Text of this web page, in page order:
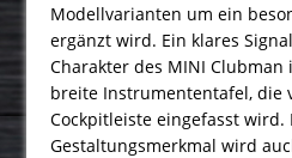
Modellvarianten um ein
ergänzt wird. Ein klares
Charakter des MINI
breite Instrumententafel, die
Cockpitleiste eingefasst wird.
Gestaltungsmerkmal wird